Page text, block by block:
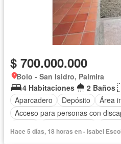
$ 700.000.000
Bolo - San Isidro, Palmira
4 Habitaciones
2 Baños
Aparcadero
Depósito
Área
Acceso para personas con
Hace 5 días, 18 horas en - Isabel